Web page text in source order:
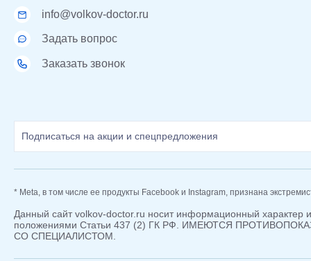
info@volkov-doctor.ru
Задать вопрос
Заказать звонок
* Meta, в том числе ее продукты Facebook и Instagram, признана
Данный сайт volkov-doctor.ru носит информационный характер
положениями Статьи 437 (2) ГК РФ. ИМЕЮТСЯ
СО СПЕЦИАЛИСТОМ.